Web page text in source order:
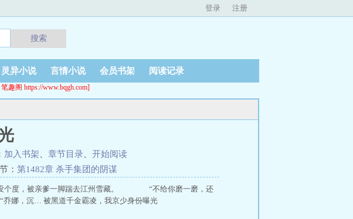
登录 注册
搜索
灵异小说 言情小说 会员书架 阅读记录
趣阁 https://www.bqgh.com]
加入书架 章节目录
开始阅读
： 第1482章 杀手集团的阴谋
没个度，被亲爹一脚踹去江州雪藏。 “不给你磨一磨，还
，沉… 被黑道千金霸凌，我京少身份曝光